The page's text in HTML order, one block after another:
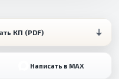
КП (PDF)
Написать в MAX